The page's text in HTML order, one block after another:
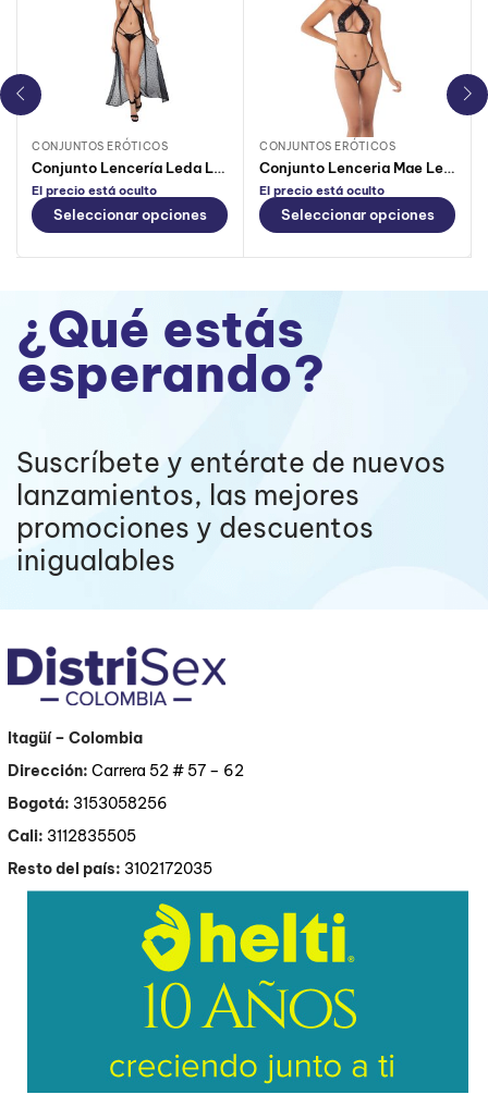
CONJUNTOS ERÓTICOS
Conjunto Lencería Leda Lerot
El precio está oculto
Seleccionar opciones
CONJUNTOS ERÓTICOS
Conjunto Lenceria Mae Lerot Negro
El precio está oculto
Seleccionar opciones
¿Qué estás
esperando?
Suscríbete y entérate de nuevos
lanzamientos, las mejores
promociones y descuentos
inigualables
Itagüí– Colombia
Dirección: Carrera 52 # 57 – 62
Bogotá: 3153058256
Cali: 3112835505
Resto del país: 3102172035